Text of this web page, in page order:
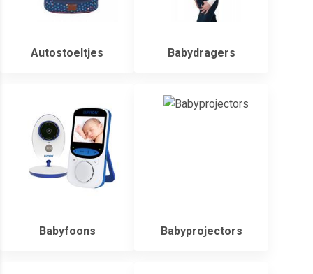
Autostoeltjes Babydragers
Babyfoons Babyprojectors